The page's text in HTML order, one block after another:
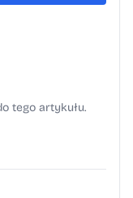
tego artykułu.